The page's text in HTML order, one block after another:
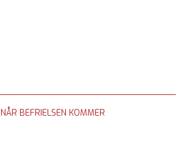
NÅR BEFRIELSEN KOMMER